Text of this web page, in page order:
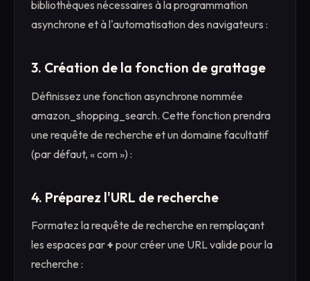
bibliothèques nécessaires à la programmation
asynchrone et à l'automatisation des navigateurs :
3. Création de la fonction de grattage
Définissez une fonction asynchrone nommée
amazon_shopping_search. Cette fonction prendra
une requête de recherche et un domaine facultatif
(par défaut, « com ») :
4. Préparez l'URL de recherche
Formatez la requête de recherche en remplaçant
les espaces par+ pour créer une URL valide pour la
recherche :